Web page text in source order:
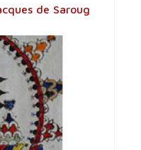
de Saroug